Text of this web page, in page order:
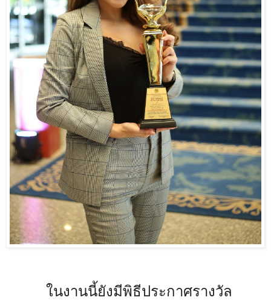
ในงานนี้ยังมีพิธีประกาศรางวัล